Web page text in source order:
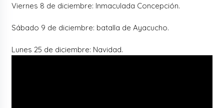
Viernes 8 de diciembre: Inmaculada Concepción.
Sábado 9 de diciembre: batalla de Ayacucho.
Lunes 25 de diciembre: Navidad.